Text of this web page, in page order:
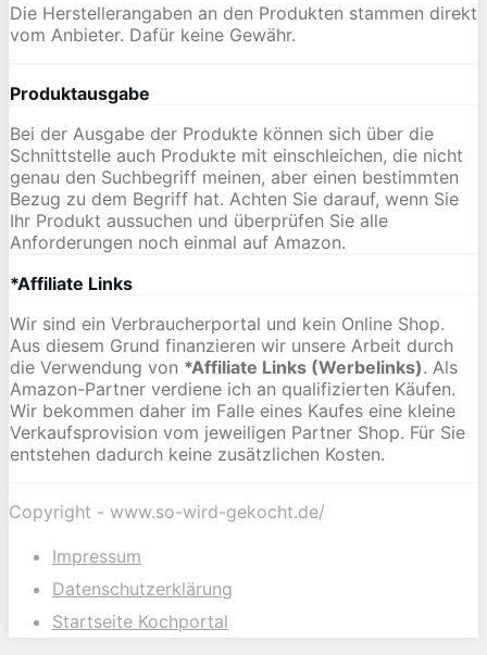
Die Herstellerangaben an den Produkten stammen direkt
vom Anbieter. Dafür keine Gewähr.
Produktausgabe
Bei der Ausgabe der Produkte können sich über die
Schnittstelle auch Produkte mit einschleichen, die nicht
genau den Suchbegriff meinen, aber einen bestimmten
Bezug zu dem Begriff hat. Achten Sie darauf, wenn Sie
Ihr Produkt aussuchen und überprüfen Sie alle
Anforderungen noch einmal auf Amazon.
*Affiliate Links
Wir sind ein Verbraucherportal und kein Online Shop.
Aus diesem Grund finanzieren wir unsere Arbeit durch
die Verwendung von *Affiliate Links (Werbelinks). Als
Amazon-Partner verdiene ich an qualifizierten Käufen.
Wir bekommen daher im Falle eines Kaufes eine kleine
Verkaufsprovision vom jeweiligen Partner Shop. Für Sie
entstehen dadurch keine zusätzlichen Kosten.
Copyright - www.so-wird-gekocht.de/
Impressum
Datenschutzerklärung
Startseite Kochportal